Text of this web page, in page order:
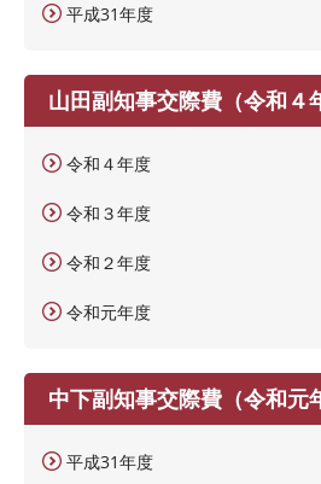
平成31年度
山田副知事交際費（令和４
令和４年度
令和３年度
令和２年度
令和元年度
中下副知事交際費（令和元
平成31年度